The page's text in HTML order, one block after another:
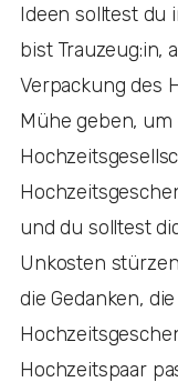
Ideen solltest du
bist Trauzeug:in,
Verpackung des
Mühe geben,
und du solltest
Unkosten
die Gedanken,
Hochzeitspaar